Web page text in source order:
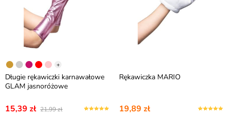
+
Długie rękawiczki karnawałowe
GLAM jasnoróżowe
15,39 zł 21,99 zł
Rękawiczka MARIO
19,89 zł